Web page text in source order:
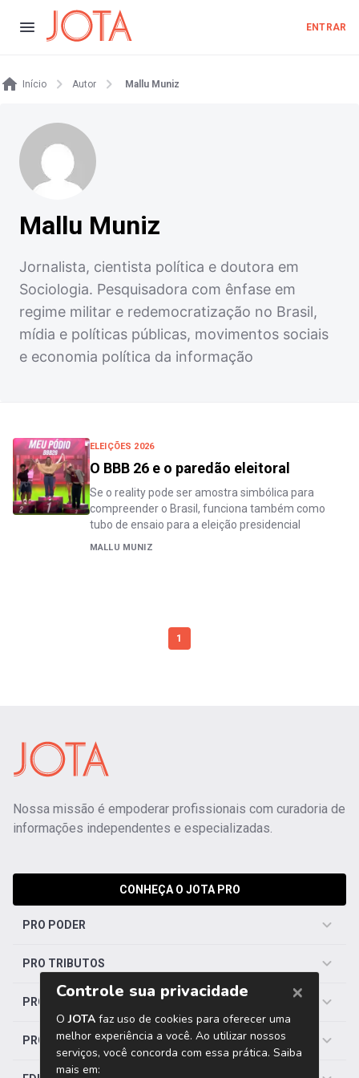
ENTRAR
Início Autor Mallu Muniz
Mallu Muniz
Jornalista, cientista política e doutora em
Sociologia. Pesquisadora com ênfase em
regime militar e redemocratização no Brasil,
mídia e políticas públicas, movimentos sociais
e economia política da informação
ELEIÇÕES 2026
O BBB 26 e o paredão eleitoral
Se o reality pode ser amostra simbólica para
compreender o Brasil, funciona também como
tubo de ensaio para a eleição presidencial
MALLU MUNIZ
1
Nossa missão é empoderar profissionais com curadoria de
informações independentes e especializadas.
CONHEÇA O JOTA PRO
PRO PODER
PRO TRIBUTOS
PRO TRABALHISTA
PRO SAÚDE